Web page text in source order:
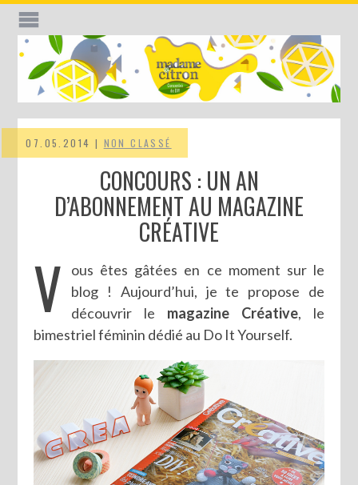
07.05.2014 | NON CLASSÉ
CONCOURS : UN AN
D’ABONNEMENT AU MAGAZINE
CRÉATIVE
V
ous êtes gâtées en ce moment sur le
blog ! Aujourd’hui, je te propose de
découvrir le magazine Créative, le
bimestriel féminin dédié au Do It Yourself.